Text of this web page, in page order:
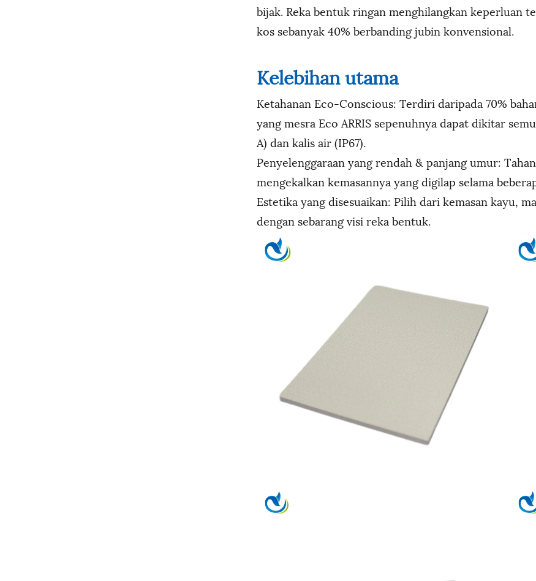
bijak. Reka bentuk ringan menghilangkan keperluan
kos sebanyak 40% berbanding jubin konvensional.
Kelebihan utama
Ketahanan Eco-Conscious: Terdiri daripada 70%
yang mesra Eco ARRIS sepenuhnya dapat dikitar
A) dan kalis air (IP67).
Penyelenggaraan yang rendah & panjang umur:
mengekalkan kemasannya yang digilap selama
Estetika yang disesuaikan: Pilih dari kemasan kayu,
dengan sebarang visi reka bentuk.